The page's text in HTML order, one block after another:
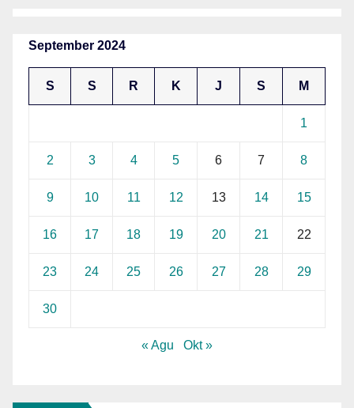
September 2024
S S R K J S M
1
2 3 4 5 6 7 8
9 10 11 12 13 14 15
16 17 18 19 20 21 22
23 24 25 26 27 28 29
30
« Agu Okt »